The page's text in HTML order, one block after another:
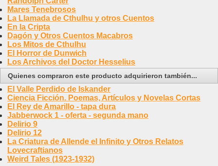
Mares Tenebrosos
La Llamada de Cthulhu y otros Cuentos
En la Cripta
Dagón y Otros Cuentos Macabros
Los Mitos de Cthulhu
El Horror de Dunwich
Los Archivos del Doctor Hesselius
Quienes compraron este producto adquirieron también...
El Valle Perdido de Iskander
Ciencia Ficción. Poemas, Artículos y Novelas Cortas
El Rey de Amarillo - tapa dura
Jabberwock 1 - oferta - segunda mano
Delirio 9
Delirio 12
La Criatura de Allende el Infinito y Otros Relatos
Lovecraftianos
Weird Tales (1923-1932)